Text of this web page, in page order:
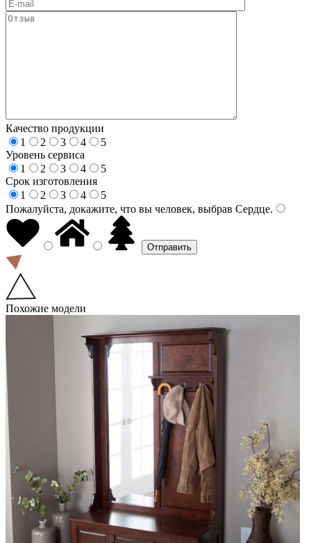
Качество продукции
1
2 3 4
5
Уровень сервиса
1
2 3 4
5
Срок изготовления
1
2 3 4
5
Пожалуйста, докажите, что вы человек, выбрав Сердце.
Похожие модели